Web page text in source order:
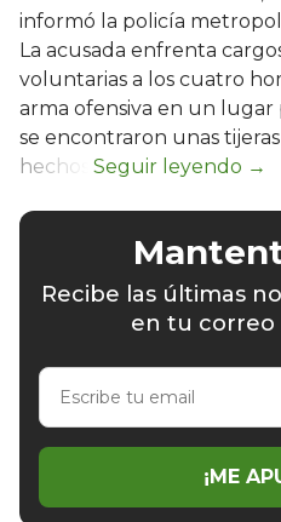
informó la policía
La acusada enfrenta
voluntarias a los cuatro
arma ofensiva en un
se encontraron unas
hechos.
Recibe las últimas
en tu
Escribe
email
¡ME